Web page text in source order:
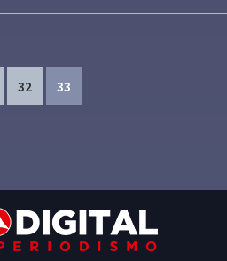
Page
32 Page
33